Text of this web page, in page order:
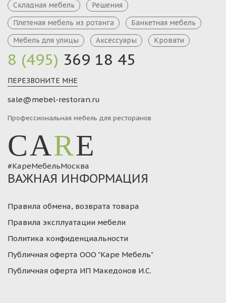
8 (495) 369 18 45
ПЕРЕЗВОНИТЕ МНЕ
sale@mebel-restoran.ru
Профессиональная мебель для ресторанов
CARE
#КареМебельМосква
Складная мебель
Решения
Плетеная мебель из ротанга
Банкетная мебель
Мебель для улицы
Аксессуары Кровати
ВАЖНАЯ ИНФОРМАЦИЯ
Правила обмена, возврата товара
Правила эксплуатации мебели
Политика конфиденциальности
Публичная оферта ООО "Каре Мебель"
Публичная оферта ИП Македонов И.С.